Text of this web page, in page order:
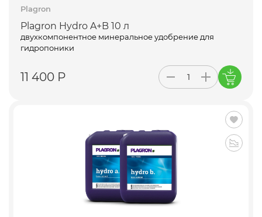
Plagron
Plagron Hydro A+B 10 л
двухкомпонентное минеральное удобрение для
гидропоники
11 400 Р